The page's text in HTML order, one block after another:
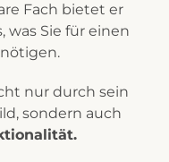
Fach bietet er
was Sie für einen
nur durch sein
sondern auch